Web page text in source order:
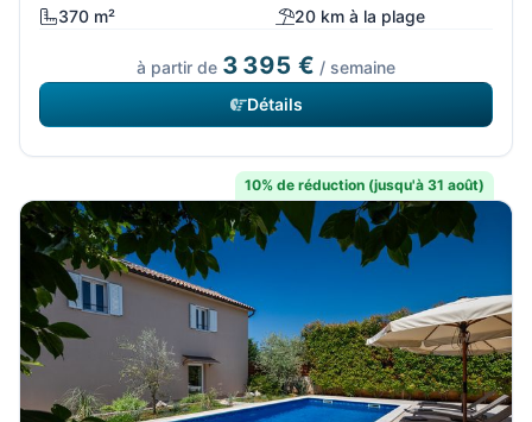
370 m²
20 km à la plage
à partir de 3 395 € / semaine
Détails
10% de réduction (jusqu'à 31 août)